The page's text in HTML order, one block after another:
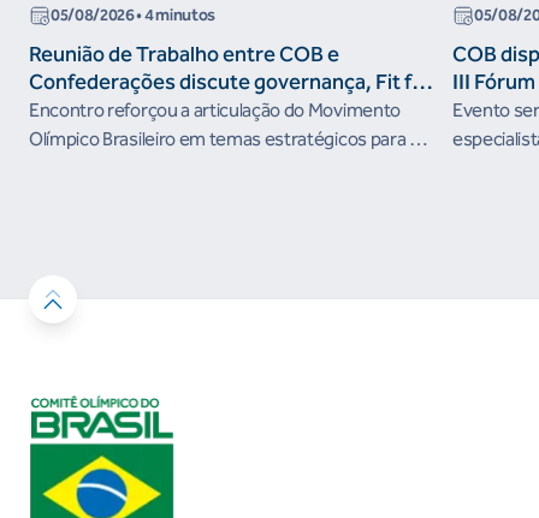
05/08/2026• 4 minutos
Reunião de Trabalho entre COB e
Confederações discute governança, Fit for
the Future e presença do Brasil em
organismos internacionais
Encontro reforçou a articulação do Movimento
Olímpico Brasileiro em temas estratégicos para os
05/08/
COB
III
Evento